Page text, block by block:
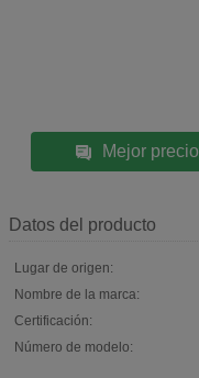
Mejor precio
Datos del producto
Lugar de origen:
Nombre de la marca:
Certificación:
Número de modelo: